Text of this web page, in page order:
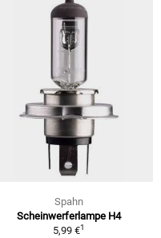
Spahn
Scheinwerferlampe H4
5,99 €1